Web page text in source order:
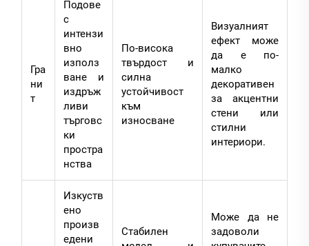
Гра
ни
т
Подове
с
интензи
вно
използ
ване и
издръж
ливи
търговс
ки
простра
нства
По-висока
твърдост и
силна
устойчивост
към
износване
Визуалният
ефект може
да е по-
малко
декоративен
за акцентни
стени или
стилни
интериори.
Изкуств
ено
произв
едени
Стабилен
Може да не
задоволи